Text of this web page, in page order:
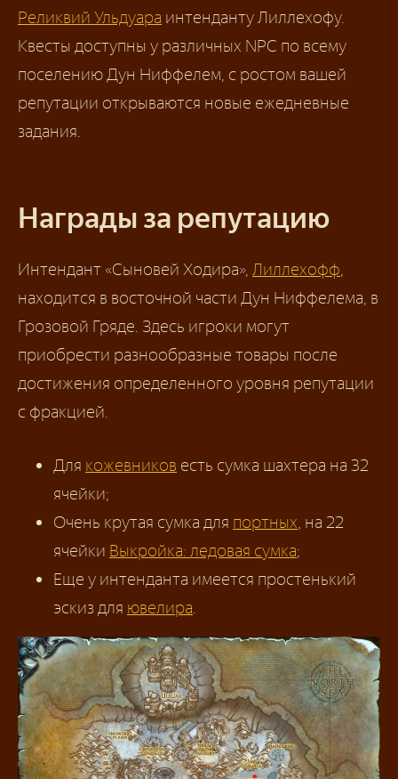
Реликвий Ульдуара интенданту Лиллехофу.
Квесты доступны у различных NPC по всему
поселению Дун Ниффелем, с ростом вашей
репутации открываются новые ежедневные
задания.
Награды за репутацию
Интендант «Сыновей Ходира», Лиллехофф,
находится в восточной части Дун Ниффелема, в
Грозовой Гряде. Здесь игроки могут
приобрести разнообразные товары после
достижения определенного уровня репутации
с фракцией.
Для кожевников есть сумка шахтера на 32
ячейки;
Очень крутая сумка для портных, на 22
ячейки Выкройка: ледовая сумка;
Еще у интенданта имеется простенький
эскиз для ювелира.